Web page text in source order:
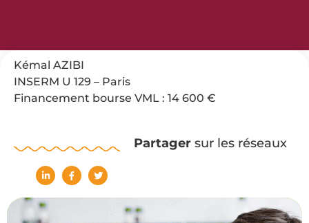
Kémal AZIBI
INSERM U 129 – Paris
Financement bourse VML : 14 600 €
Partagersur les réseaux